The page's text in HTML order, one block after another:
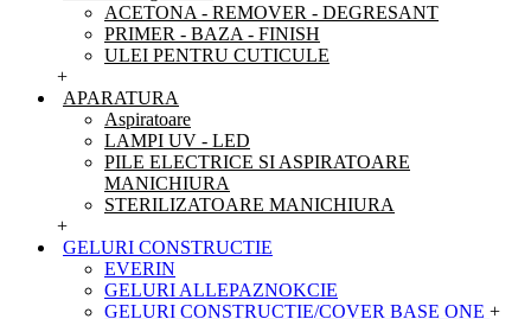
ACETONA - REMOVER - DEGRESANT
PRIMER - BAZA - FINISH
ULEI PENTRU CUTICULE
+
APARATURA
Aspiratoare
LAMPI UV - LED
PILE ELECTRICE SI ASPIRATOARE
MANICHIURA
STERILIZATOARE MANICHIURA
+
GELURI CONSTRUCTIE
EVERIN
GELURI ALLEPAZNOKCIE
GELURI CONSTRUCTIE/COVER BASE ONE +